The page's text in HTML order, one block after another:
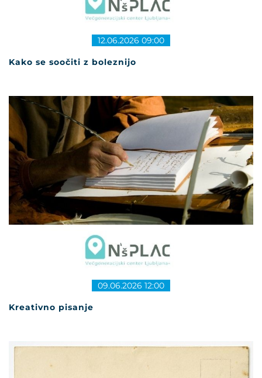
Kako se soočiti z boleznijo
12.06.2026 09:00
Kreativno pisanje
09.06.2026 12:00